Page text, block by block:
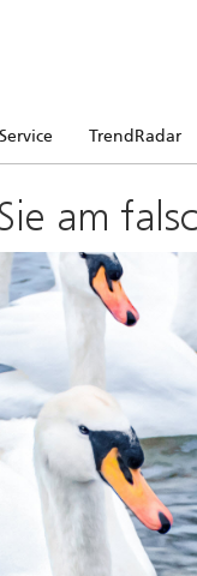
Service TrendRadar
am